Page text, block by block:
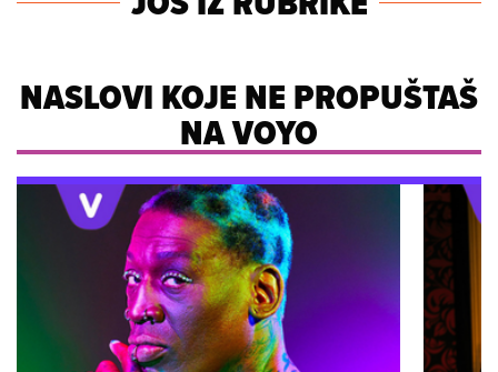
NASLOVI KOJE NE PROPUŠTAŠ
NA VOYO